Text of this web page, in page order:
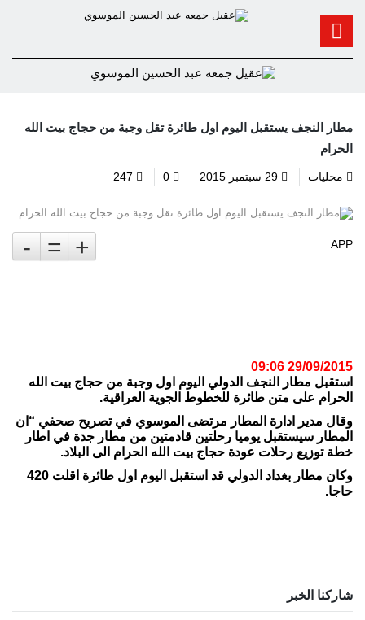
مطار النجف يستقبل اليوم اول طائرة تقل وجبة من حجاج بيت الله
الحرام
محليات
APP
+
=
-
29/09/2015 09:06
استقبل مطار النجف الدولي اليوم اول وجبة من حجاج بيت الله
الحرام على متن طائرة للخطوط الجوية العراقية.
وقال مدير ادارة المطار مرتضى الموسوي في تصريح صحفي “ان
المطار سيستقبل يوميا رحلتين قادمتين من مطار جدة في اطار
خطة توزيع رحلات عودة حجاج بيت الله الحرام الى البلاد.
وكان مطار بغداد الدولي قد استقبل اليوم اول طائرة اقلت 420
حاجا.
شاركنا الخبر